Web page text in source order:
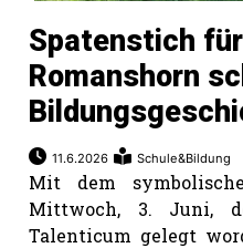
Spatenstich
Romanshorn
11.6.2026 Schule&Bildung
Mit dem
Mittwoch, 3. Juni,
Talenticum gelegt